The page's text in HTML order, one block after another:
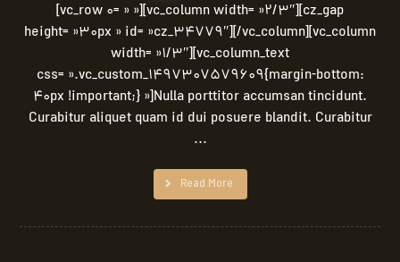
[vc_row 0= » »][vc_column width= »2/3″][cz_gap
height= »30px » id= »cz_34779″][/vc_column][vc_column
width= »1/3″][vc_column_text
css= ».vc_custom_1497307579609{margin-bottom:
40px !important;} »]Nulla porttitor accumsan tincidunt.
Curabitur aliquet quam id dui posuere blandit. Curabitur
...
Read More